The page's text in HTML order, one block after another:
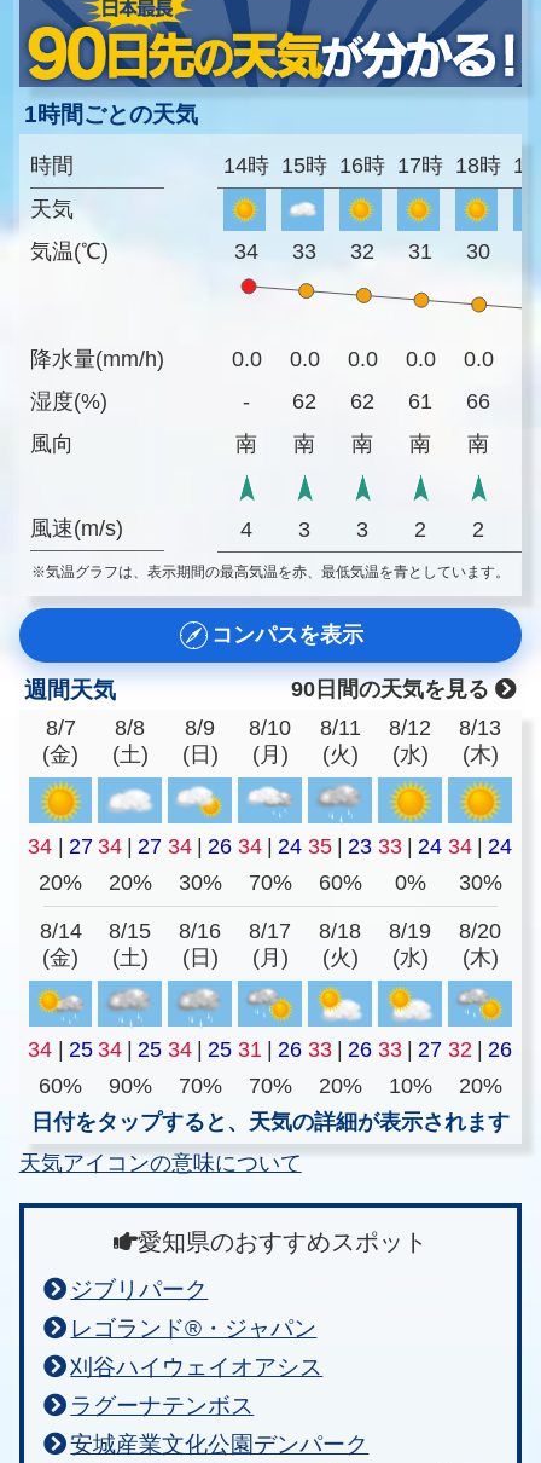
1時間ごとの天気
時間
天気
気温(℃)
降水量(mm/h)
湿度(%)
風向
風速(m/s)
14時 15時 16時 17時 18時
34 33 32 31 30
0.0 0.0 0.0 0.0 0.0
-
62 62 61 66
南
南 南 南 南
4 3 3 2 2
※気温グラフは、表示期間の最高気温を赤、最低気温を青としています。
コンパスを表示
週間天気
90日間の天気を見る
8/7
(金)
8/8
(土)
8/9
(日)
8/10
(月)
8/11
(火)
8/12
(水)
8/13
(木)
34 | 27 34 | 27 34 | 26 34 | 24 35 | 23 33 | 24 34 | 24
20%
20% 30% 70% 60% 0% 30%
8/14
(金)
8/15
(土)
8/16
(日)
8/17
(月)
8/18
(火)
8/19
(水)
8/20
(木)
34 | 25 34 | 25 34 | 25 31 | 26 33 | 26 33 | 27 32 | 26
60%
90% 70% 70% 20% 10%
20%
日付をタップすると、天気の詳細が表示されます
天気アイコンの意味について
愛知県のおすすめスポット
ジブリパーク
レゴランド®・ジャパン
刈谷ハイウェイオアシス
ラグーナテンボス
安城産業文化公園デンパーク